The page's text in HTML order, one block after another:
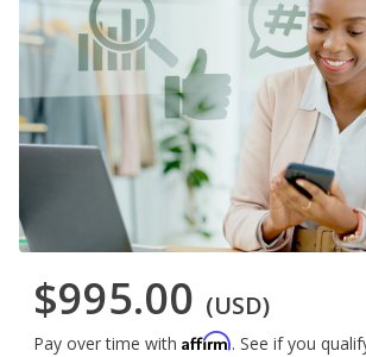
$995.00 (USD)
Pay over time with Affirm. See if you